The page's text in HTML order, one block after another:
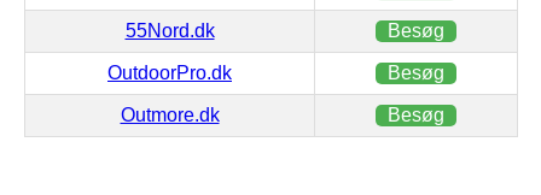
55Nord.dk Besøg
OutdoorPro.dk Besøg
Outmore.dk Besøg